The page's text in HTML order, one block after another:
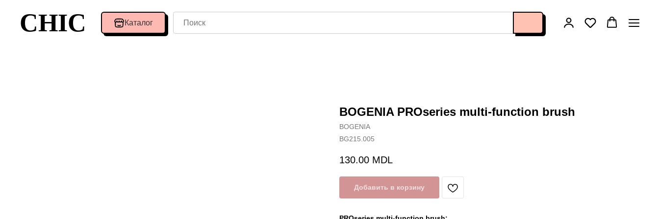
CHIC Каталог
BOGENIA PROseries multi-function brush
BOGENIA
BG215.005
130.00 MDL
Добавить в корзину